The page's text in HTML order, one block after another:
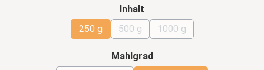
Inhalt
250 g
(Diese Option ist zurzeit nicht verfügbar.)
500 g
(Diese Option ist zurzeit nicht
1000 g
(Diese Option ist
Mahlgradauswählen